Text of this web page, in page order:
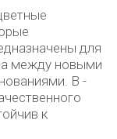
для
между новыми
В -
к